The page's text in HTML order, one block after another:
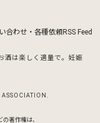
合わせ・各種依頼RSS Feed
お酒は楽しく適量で。妊娠
著作権は、